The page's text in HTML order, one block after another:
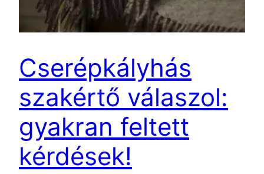
Cserépkályhás
szakértő válaszol:
gyakran feltett
kérdések!